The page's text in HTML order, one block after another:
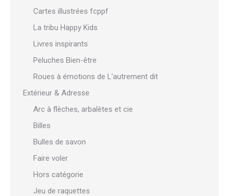
Cartes illustrées fcppf
La tribu Happy Kids
Livres inspirants
Peluches Bien-être
Roues à émotions de L'autrement dit
Extérieur & Adresse
Arc à flèches, arbalètes et cie
Billes
Bulles de savon
Faire voler
Hors catégorie
Jeu de raquettes